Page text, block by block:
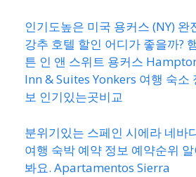
인기도높은 미국 용커스 (NY) 완
강추 호텔 할인 어디가 좋을까?
튼 인 앤 스위트 용커스
Inn & Suites Yonkers 여행 숙소
보 인기있는곳비교
분위기있는 스페인 시에라 네바
여행 숙박 예약 정보 예약순위
봐요. Apartamentos Sierra